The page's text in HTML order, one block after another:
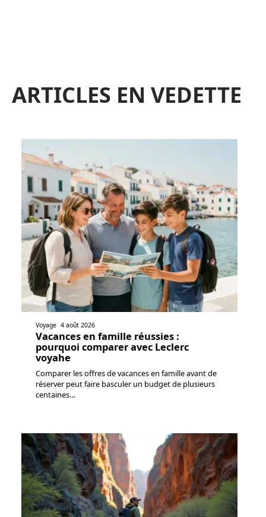
ARTICLES EN VEDETTE
Voyage 4 août 2026
Vacances en famille réussies :
pourquoi comparer avec Leclerc
voyahe
Comparer les offres de vacances en famille avant de
réserver peut faire basculer un budget de plusieurs
centaines…